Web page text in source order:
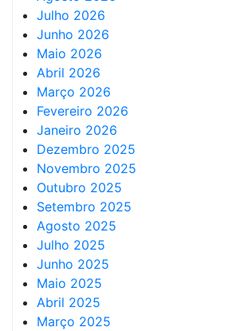
Julho 2026
Junho 2026
Maio 2026
Abril 2026
Março 2026
Fevereiro 2026
Janeiro 2026
Dezembro 2025
Novembro 2025
Outubro 2025
Setembro 2025
Agosto 2025
Julho 2025
Junho 2025
Maio 2025
Abril 2025
Março 2025